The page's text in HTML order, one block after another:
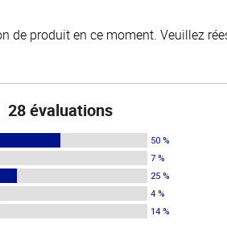
de produit en ce moment. Veuillez
28 évaluations
50 %
7 %
25 %
4 %
14 %